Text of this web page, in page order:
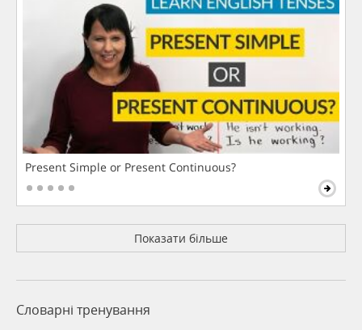
Present Simple or Present Continuous?
Показати більше
Словарні тренування